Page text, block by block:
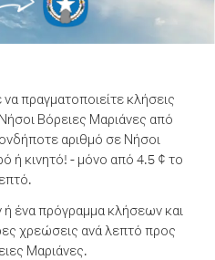
πραγματοποιείτε κλήσεις
Βόρειες Μαριάνες από
αριθμό σε Νήσοι
ή κινητό! - μόνο από 4.5 ¢ το
ένα πρόγραμμα κλήσεων και
χρεώσεις ανά λεπτό προς
Μαριάνες.